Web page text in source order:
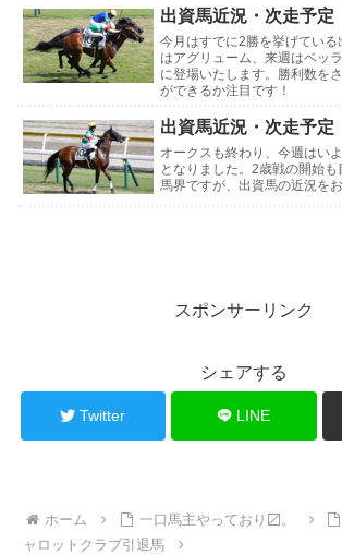
出資馬近況・次走予定
今月はすでに2勝を挙げている
はアグリューム、来週はベッ
に登場いたします。勝利数を
ができるか注目です！
出資馬近況・次走予定
オークスも終わり、今週はい
となりました。2歳戦の開始
馬界ですが、出資馬の近況を
スポンサーリンク
シェアする
Twitter LINE
ホーム 一口馬主やっており〼。
ャロットクラブ引退馬